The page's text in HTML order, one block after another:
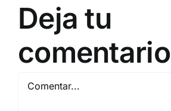
Deja tu
comentario
Comentar